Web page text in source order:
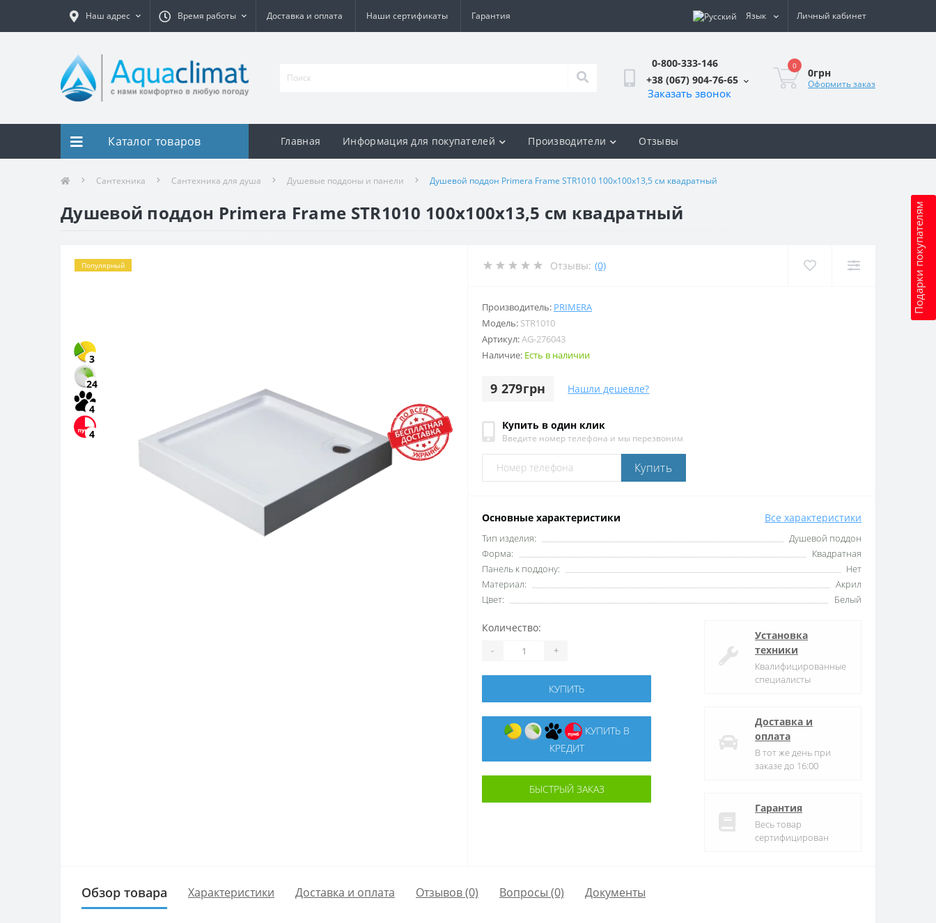
Наш адрес Время работы Доставка и оплата Наши сертификаты Гарантия Язык Личный кабинет
0-800-333-146
+38 (067) 904-76-65
Заказать звонок
0
0грн
Оформить заказ
Подарки покупателям
Каталог товаров Главная Информация для покупателей Производители Отзывы
Сантехника Сантехника для душа Душевые поддоны и панели Душевой поддон Primera Frame STR1010 100x100х13,5 см квадратный
Душевой поддон Primera Frame STR1010 100x100х13,5 см квадратный
Популярный
3
24
4
4
Отзывы: (0)
Производитель: PRIMERA
Модель: STR1010
Артикул:AG-276043
Наличие: Есть в наличии
9 279грн Нашли дешевле?
Купить в один клик
Введите номер телефона и мы перезвоним
Купить
Основные характеристики Все характеристики
Тип изделия:
Душевой поддон
Форма:
Квадратная
Панель к поддону:
Нет
Материал:
Акрил
Цвет:
Белый
Количество:
- +
КУПИТЬ
КУПИТЬ В
КРЕДИТ
БЫСТРЫЙ ЗАКАЗ
Установка
техники
Квалифицированные
специалисты
Доставка и
оплата
В тот же день при
заказе до 16:00
Гарантия
Весь товар
сертифицирован
Обзор товара Характеристики Доставка и оплата Отзывов (0) Вопросы (0) Документы